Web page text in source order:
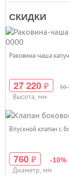
СКИДКИ
Раковина-чаша
27 220 ₽ 30
Высота, мм
Впускной клапан с
760 ₽ -10%
Диаметр, мм